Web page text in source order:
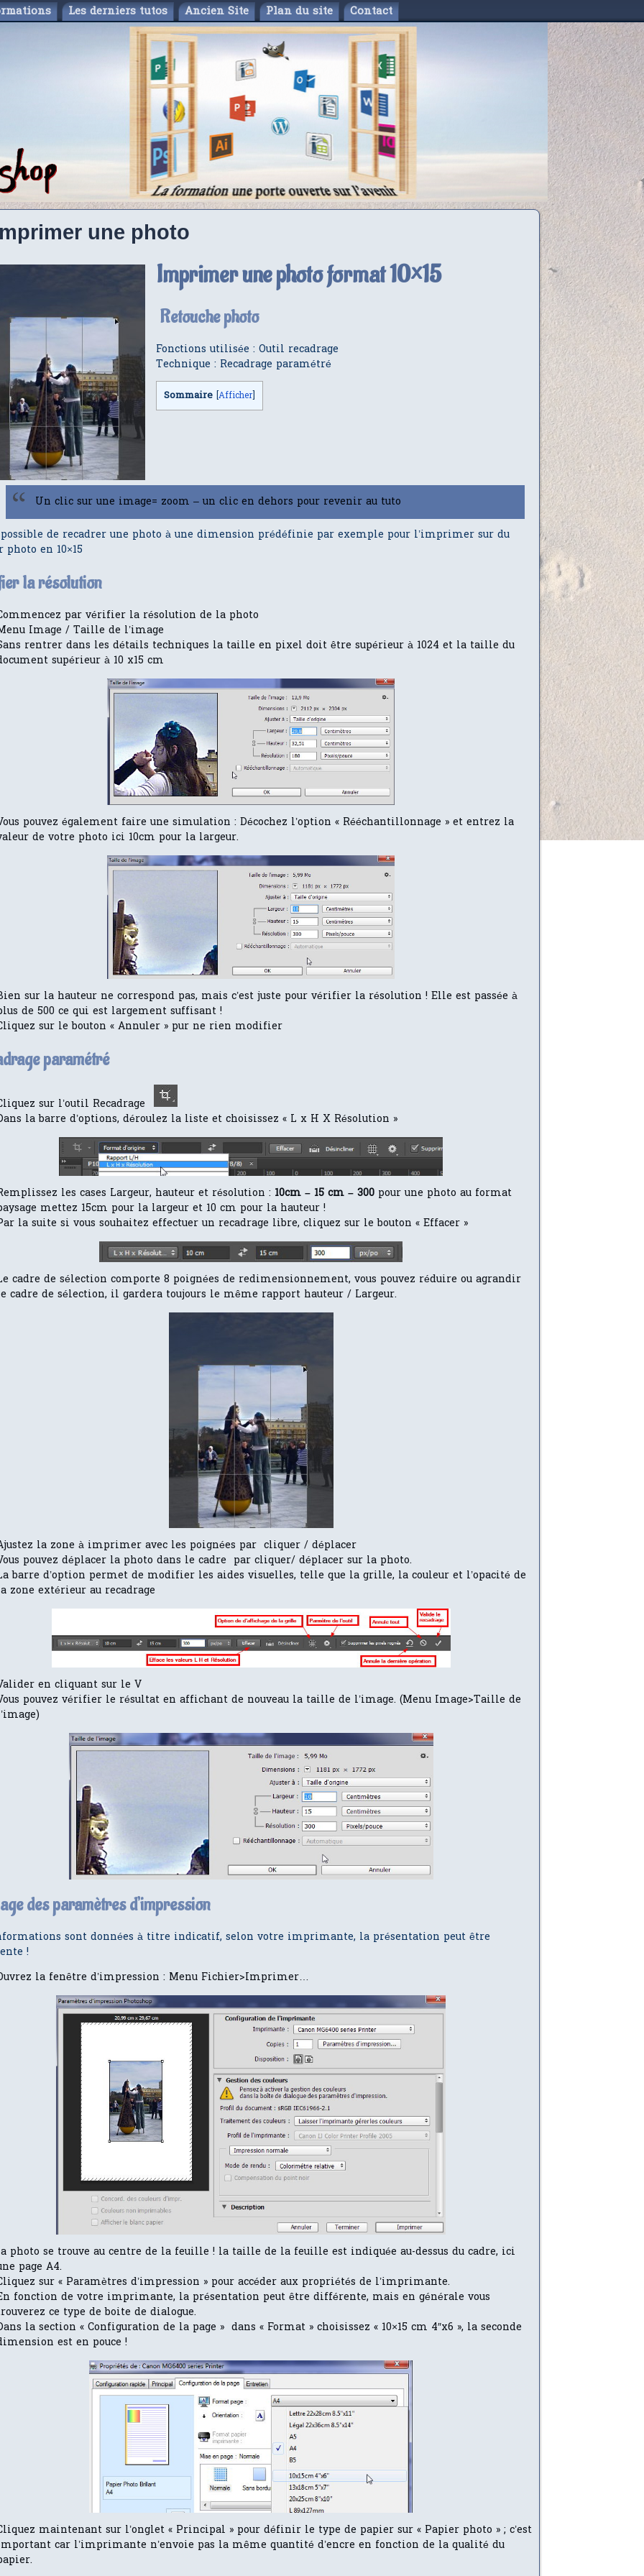
Les derniers tutos Ancien Site Plan du site Contact
une photo
Imprimer une photo format 10×15
Retouche photo
Fonctions utilisée : Outil recadrage
Technique : Recadrage paramétré
Sommaire [Afficher]
Un clic sur une image= zoom – un clic en dehors pour revenir au tuto
de recadrer une photo à une dimension prédéfinie par exemple pour l’imprimer sur du
photo en 10×15
la résolution
par vérifier la résolution de la photo
Image / Taille de l’image
rentrer dans les détails techniques la taille en pixel doit être supérieur à 1024 et la taille du
supérieur à 10 x15 cm
pouvez également faire une simulation : Décochez l’option « Rééchantillonnage » et entrez la
de votre photo ici 10cm pour la largeur.
sur la hauteur ne correspond pas, mais c’est juste pour vérifier la résolution ! Elle est passée à
de 500 ce qui est largement suffisant !
sur le bouton « Annuler » pur ne rien modifier
paramétré
sur l’outil Recadrage
la barre d’options, déroulez la liste et choisissez « L x H X Résolution »
les cases Largeur, hauteur et résolution : 10cm – 15 cm – 300 pour une photo au format
mettez 15cm pour la largeur et 10 cm pour la hauteur !
la suite si vous souhaitez effectuer un recadrage libre, cliquez sur le bouton « Effacer »
cadre de sélection comporte 8 poignées de redimensionnement, vous pouvez réduire ou agrandir
cadre de sélection, il gardera toujours le même rapport hauteur / Largeur.
la zone à imprimer avec les poignées par cliquer / déplacer
pouvez déplacer la photo dans le cadre par cliquer/ déplacer sur la photo.
barre d’option permet de modifier les aides visuelles, telle que la grille, la couleur et l’opacité de
zone extérieur au recadrage
en cliquant sur le V
pouvez vérifier le résultat en affichant de nouveau la taille de l’image. (Menu Image>Taille de
des paramètres d’impression
sont données à titre indicatif, selon votre imprimante, la présentation peut être
!
la fenêtre d’impression : Menu Fichier>Imprimer…
photo se trouve au centre de la feuille ! la taille de la feuille est indiquée au-dessus du cadre, ici
page A4.
sur « Paramètres d’impression » pour accéder aux propriétés de l’imprimante.
fonction de votre imprimante, la présentation peut être différente, mais en générale vous
ce type de boite de dialogue.
la section « Configuration de la page » dans « Format » choisissez « 10×15 cm 4″x6 », la seconde
est en pouce !
maintenant sur l’onglet « Principal » pour définir le type de papier sur « Papier photo » ; c’est
car l’imprimante n’envoie pas la même quantité d’encre en fonction de la qualité du